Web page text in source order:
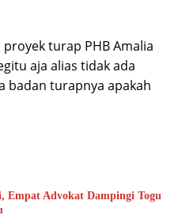
turap PHB Amalia
aja alias tidak ada
badan turapnya apakah
Advokat Dampingi Togu